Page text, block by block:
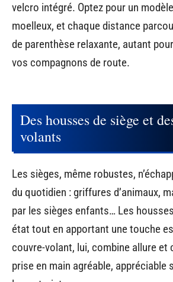
velcro intégré. Optez pour un
moelleux, et chaque distance
de parenthèse relaxante, autant
vos compagnons de route.
Des housses de siège et
volants
Les sièges, même robustes,
du quotidien : griffures d’animaux,
par les sièges enfants… Les
état tout en apportant une touche
couvre-volant, lui, combine allure et
prise en main agréable, appréciable